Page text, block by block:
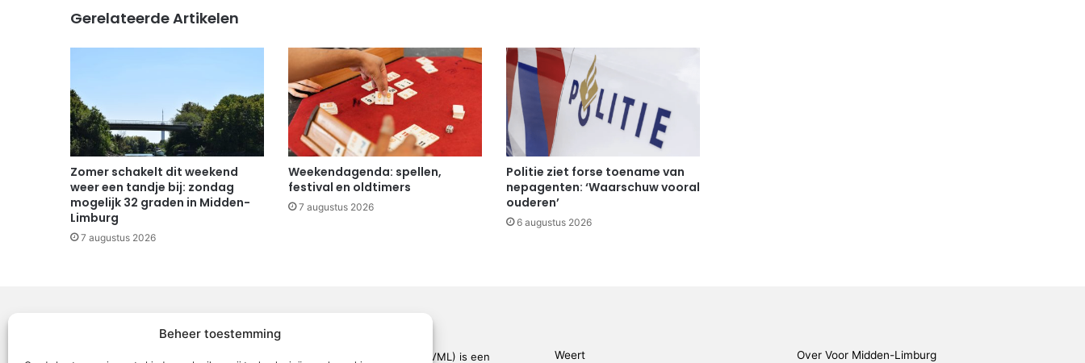
Beheer toestemming
Gerelateerde Artikelen
Zomer schakelt dit weekend
weer een tandje bij: zondag
mogelijk 32 graden in Midden-
Limburg
7 augustus 2026
Weekendagenda: spellen,
festival en oldtimers
7 augustus 2026
Politie ziet forse toename van
nepagenten: ‘Waarschuw vooral
ouderen’
6 augustus 2026
Voor Midden-Limburg (VML) is een Weert Over Voor Midden-Limburg